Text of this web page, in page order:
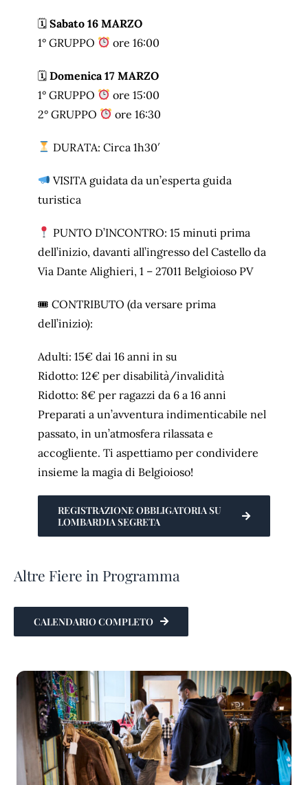
🗓 Sabato 16 MARZO
1° GRUPPO
ore 16:00
🗓 Domenica 17 MARZO
1° GRUPPO
ore 15:00
2° GRUPPO
ore 16:30
DURATA: Circa 1h30′
VISITA guidata da un’esperta guida
turistica
PUNTO D’INCONTRO: 15 minuti prima
dell’inizio, davanti all’ingresso del Castello da
Via Dante Alighieri, 1 – 27011 Belgioioso PV
🎟 CONTRIBUTO (da versare prima
dell’inizio):
Adulti: 15€ dai 16 anni in su
Ridotto: 12€ per disabilità/invalidità
Ridotto: 8€ per ragazzi da 6 a 16 anni
Preparati a un’avventura indimenticabile nel
passato, in un’atmosfera rilassata e
accogliente. Ti aspettiamo per condividere
insieme la magia di Belgioioso!
REGISTRAZIONE OBBLIGATORIA SU
LOMBARDIA SEGRETA
Altre Fiere in Programma
CALENDARIO COMPLETO